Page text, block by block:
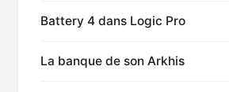
Battery 4 dans Logic Pro
La banque de son Arkhis